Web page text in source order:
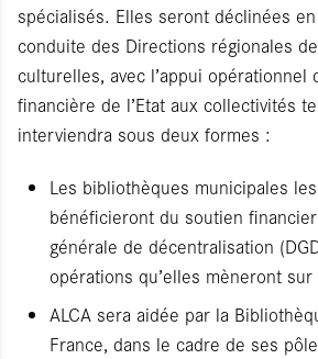
spécialisés. Elles seront déclinées
conduite des Directions régionales
culturelles, avec l’appui opérationnel
financière de l’Etat aux collectivités
interviendra sous deux formes :
Les bibliothèques municipales
bénéficieront du soutien
générale de décentralisation
opérations qu’elles mèneront
ALCA sera aidée par la
France, dans le cadre de ses